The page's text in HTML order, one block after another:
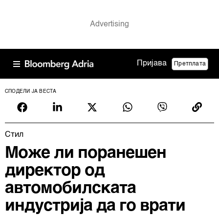
Пријава Претплата
СПОДЕЛИ ЈА ВЕСТА
Cтил
Може ли поранешен
директор од
автомобилската
индустрија да го врати